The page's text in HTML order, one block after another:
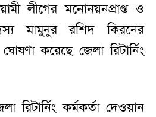
লীগের মনোনয়নপ্রাপ্ত ও
মামুনুর রশিদ কিরনের
করেছে জেলা রিটার্নিং
রিটার্নিং কর্মকর্তা দেওয়ান